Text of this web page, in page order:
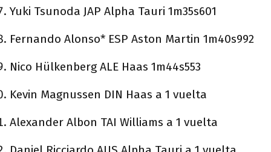
Yuki Tsunoda JAP Alpha Tauri 1m35s601
Fernando Alonso* ESP Aston Martin 1m40s992
Nico Hülkenberg ALE Haas 1m44s553
Kevin Magnussen DIN Haas a 1 vuelta
Alexander Albon TAI Williams a 1 vuelta